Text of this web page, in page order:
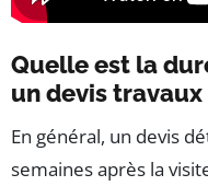
Quelle est la
un devis travaux
En général, un devis
semaines après la